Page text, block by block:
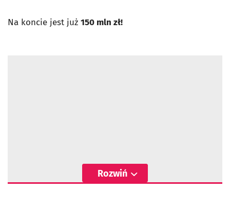
Na koncie jest już 150 mln zł!
Rozwiń